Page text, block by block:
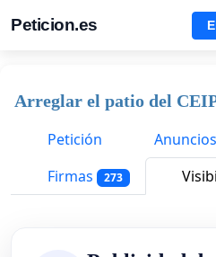
Peticion.es
Arreglar el patio del
Petición
Firmas 273